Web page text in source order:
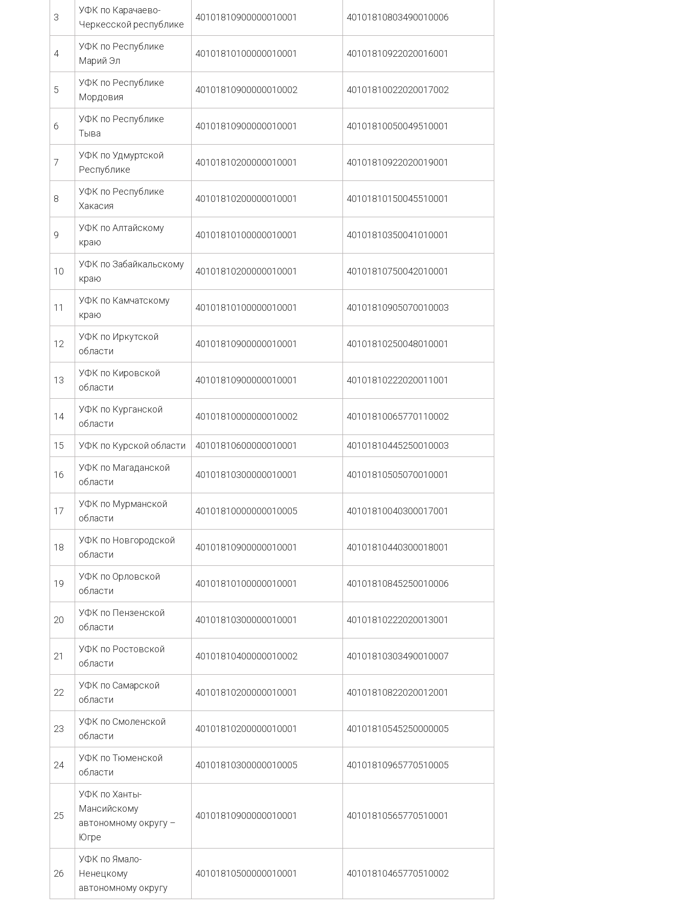
3
УФК по Карачаево-
Черкесской республике
40101810900000010001 40101810803490010006
4
УФК по Республике
Марий Эл
40101810100000010001 40101810922020016001
5
УФК по Республике
Мордовия
40101810900000010002 40101810022020017002
6
УФК по Республике
Тыва
40101810900000010001 40101810050049510001
7
УФК по Удмуртской
Республике
40101810200000010001 40101810922020019001
8
УФК по Республике
Хакасия
40101810200000010001 40101810150045510001
9
УФК по Алтайскому
краю
40101810100000010001 40101810350041010001
10
УФК по Забайкальскому
краю
40101810200000010001 40101810750042010001
11
УФК по Камчатскому
краю
40101810100000010001 40101810905070010003
12
УФК по Иркутской
области
40101810900000010001 40101810250048010001
13
УФК по Кировской
области
40101810900000010001 40101810222020011001
14
УФК по Курганской
области
40101810000000010002 40101810065770110002
15 УФК по Курской области 40101810600000010001 40101810445250010003
16
УФК по Магаданской
области
40101810300000010001 40101810505070010001
17
УФК по Мурманской
области
40101810000000010005 40101810040300017001
18
УФК по Новгородской
области
40101810900000010001 40101810440300018001
19
УФК по Орловской
области
40101810100000010001 40101810845250010006
20
УФК по Пензенской
области
40101810300000010001 40101810222020013001
21
УФК по Ростовской
области
40101810400000010002 40101810303490010007
22
УФК по Самарской
области
40101810200000010001 40101810822020012001
23
УФК по Смоленской
области
40101810200000010001 40101810545250000005
24
УФК по Тюменской
области
40101810300000010005 40101810965770510005
25
УФК по Ханты-
Мансийскому
автономному округу –
Югре
40101810900000010001 40101810565770510001
26
УФК по Ямало-
Ненецкому
автономному округу
40101810500000010001 40101810465770510002